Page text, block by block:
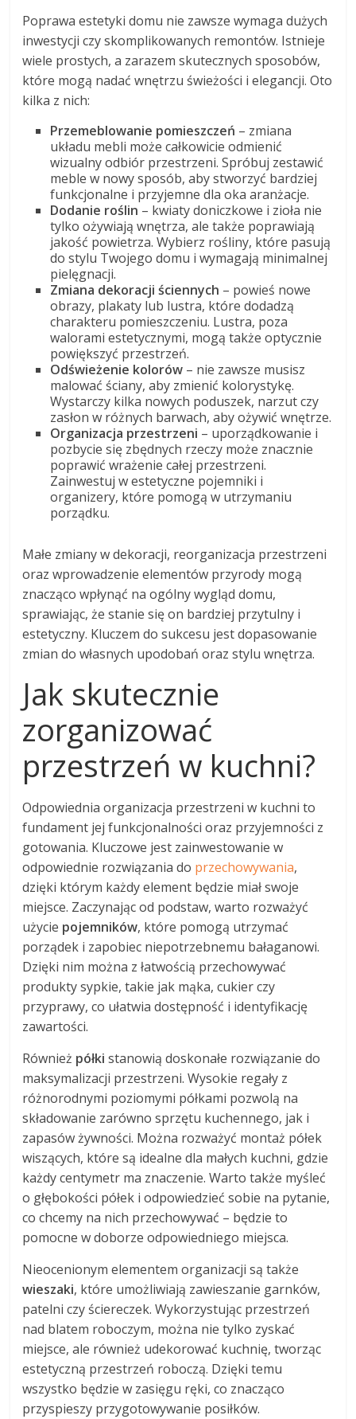
Poprawa estetyki domu nie zawsze wymaga dużych
inwestycji czy skomplikowanych remontów. Istnieje
wiele prostych, a zarazem skutecznych sposobów,
które mogą nadać wnętrzu świeżości i elegancji. Oto
kilka z nich:
Przemeblowanie pomieszczeń – zmiana
układu mebli może całkowicie odmienić
wizualny odbiór przestrzeni. Spróbuj zestawić
meble w nowy sposób, aby stworzyć bardziej
funkcjonalne i przyjemne dla oka aranżacje.
Dodanie roślin – kwiaty doniczkowe i zioła nie
tylko ożywiają wnętrza, ale także poprawiają
jakość powietrza. Wybierz rośliny, które pasują
do stylu Twojego domu i wymagają minimalnej
pielęgnacji.
Zmiana dekoracji ściennych – powieś nowe
obrazy, plakaty lub lustra, które dodadzą
charakteru pomieszczeniu. Lustra, poza
walorami estetycznymi, mogą także optycznie
powiększyć przestrzeń.
Odświeżenie kolorów – nie zawsze musisz
malować ściany, aby zmienić kolorystykę.
Wystarczy kilka nowych poduszek, narzut czy
zasłon w różnych barwach, aby ożywić wnętrze.
Organizacja przestrzeni – uporządkowanie i
pozbycie się zbędnych rzeczy może znacznie
poprawić wrażenie całej przestrzeni.
Zainwestuj w estetyczne pojemniki i
organizery, które pomogą w utrzymaniu
porządku.
Małe zmiany w dekoracji, reorganizacja przestrzeni
oraz wprowadzenie elementów przyrody mogą
znacząco wpłynąć na ogólny wygląd domu,
sprawiając, że stanie się on bardziej przytulny i
estetyczny. Kluczem do sukcesu jest dopasowanie
zmian do własnych upodobań oraz stylu wnętrza.
Jak skutecznie
zorganizować
przestrzeń w kuchni?
Odpowiednia organizacja przestrzeni w kuchni to
fundament jej funkcjonalności oraz przyjemności z
gotowania. Kluczowe jest zainwestowanie w
odpowiednie rozwiązania do przechowywania,
dzięki którym każdy element będzie miał swoje
miejsce. Zaczynając od podstaw, warto rozważyć
użycie pojemników, które pomogą utrzymać
porządek i zapobiec niepotrzebnemu bałaganowi.
Dzięki nim można z łatwością przechowywać
produkty sypkie, takie jak mąka, cukier czy
przyprawy, co ułatwia dostępność i identyfikację
zawartości.
Również półki stanowią doskonałe rozwiązanie do
maksymalizacji przestrzeni. Wysokie regały z
różnorodnymi poziomymi półkami pozwolą na
składowanie zarówno sprzętu kuchennego, jak i
zapasów żywności. Można rozważyć montaż półek
wiszących, które są idealne dla małych kuchni, gdzie
każdy centymetr ma znaczenie. Warto także myśleć
o głębokości półek i odpowiedzieć sobie na pytanie,
co chcemy na nich przechowywać – będzie to
pomocne w doborze odpowiedniego miejsca.
Nieocenionym elementem organizacji są także
wieszaki, które umożliwiają zawieszanie garnków,
patelni czy ściereczek. Wykorzystując przestrzeń
nad blatem roboczym, można nie tylko zyskać
miejsce, ale również udekorować kuchnię, tworząc
estetyczną przestrzeń roboczą. Dzięki temu
wszystko będzie w zasięgu ręki, co znacząco
przyspieszy przygotowywanie posiłków.